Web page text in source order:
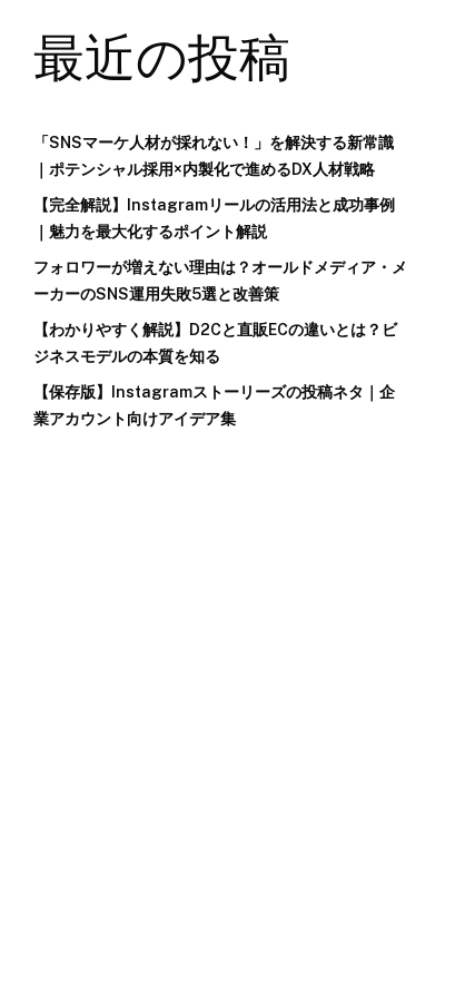
最近の投稿
「SNSマーケ人材が採れない！」を解決する新常識
｜ポテンシャル採用×内製化で進めるDX人材戦略
【完全解説】Instagramリールの活用法と成功事例
｜魅力を最大化するポイント解説
フォロワーが増えない理由は？オールドメディア・メ
ーカーのSNS運用失敗5選と改善策
【わかりやすく解説】D2Cと直販ECの違いとは？ビ
ジネスモデルの本質を知る
【保存版】Instagramストーリーズの投稿ネタ｜企
業アカウント向けアイデア集